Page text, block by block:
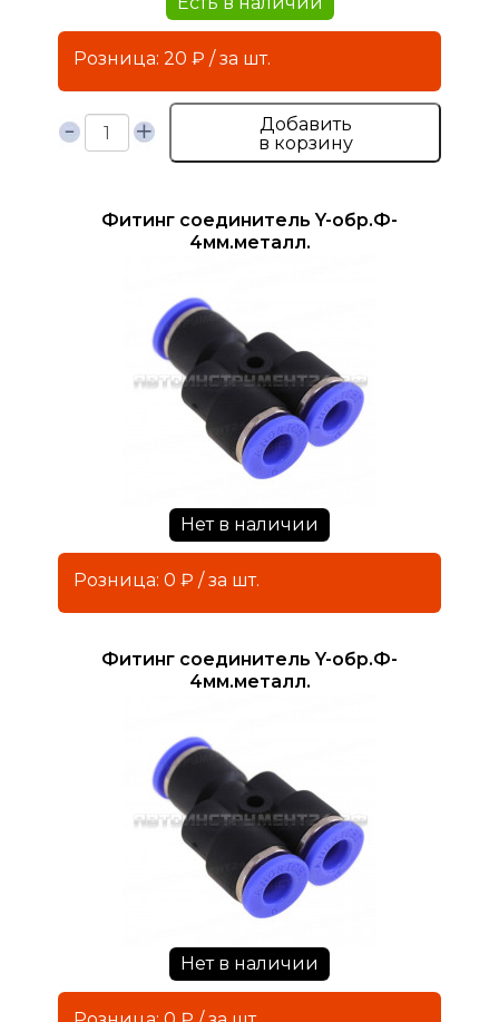
Розница: 20 ₽ / за шт.
Добавить
в корзину
Фитинг соединитель Y-обр.Ф-
4мм.металл.
Нет в наличии
Розница: 0 ₽ / за шт.
Фитинг соединитель Y-обр.Ф-
4мм.металл.
Нет в наличии